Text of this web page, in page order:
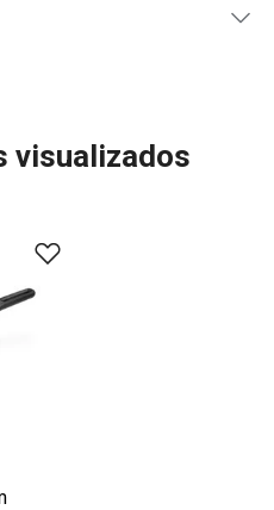
visualizados